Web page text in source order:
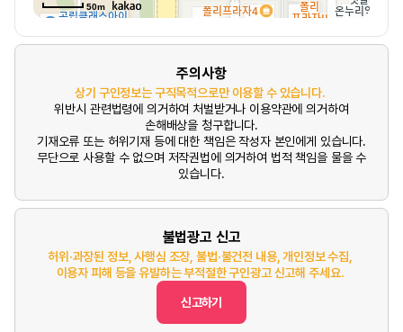
50m
주의사항
상기 구인정보는 구직목적으로만 이용할 수 있습니다.
위반시 관련법령에 의거하여 처벌받거나 이용약관에 의거하여
손해배상을 청구합니다.
기재오류 또는 허위기재 등에 대한 책임은 작성자 본인에게 있습니다.
무단으로 사용할 수 없으며 저작권법에 의거하여 법적 책임을 물을 수
있습니다.
불법광고 신고
허위·과장된 정보, 사행심 조장, 불법·불건전 내용, 개인정보 수집,
이용자 피해 등을 유발하는 부적절한 구인광고 신고해 주세요.
신고하기